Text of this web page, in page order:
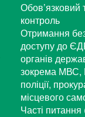
Обов’язковий
контроль
Отримання
доступу до
органів
зокрема МВС,
поліції,
місцевого
Часті питання